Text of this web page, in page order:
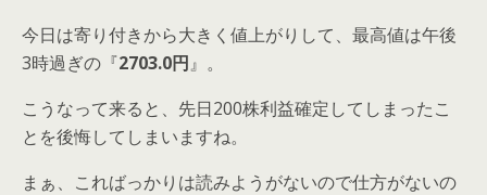
今日は寄り付きから大きく値上がりして、最高値は午後
3時過ぎの『2703.0円』。
こうなって来ると、先日200株利益確定してしまったこ
とを後悔してしまいますね。
まぁ、こればっかりは読みようがないので仕方がないの